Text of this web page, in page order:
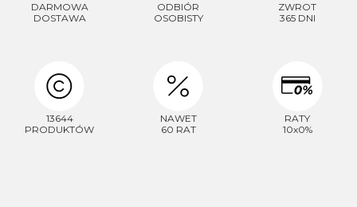
DARMOWA
DOSTAWA
ODBIÓR
OSOBISTY
ZWROT
365 DNI
13644
PRODUKTÓW
NAWET
60 RAT
RATY
10x0%